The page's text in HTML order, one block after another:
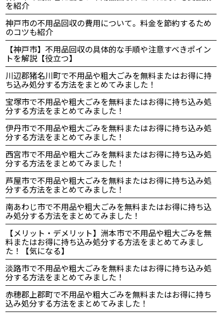
を紹介
神戸市の不用品回収の費用について。料金を節約するため
のコツも紹介
【神戸市】不用品回収の具体的な手順や注意すべきポイン
トを解説【役立つ】
川辺郡猪名川町で不用品や粗大ごみを無料またはお得に持
ち込み処分する方法をまとめてみました！
宝塚市で不用品や粗大ごみを無料またはお得に持ち込み処
分する方法をまとめてみました！
伊丹市で不用品や粗大ごみを無料またはお得に持ち込み処
分する方法をまとめてみました！
西宮市で不用品や粗大ごみを無料またはお得に持ち込み処
分する方法をまとめてみました！
芦屋市で不用品や粗大ごみを無料またはお得に持ち込み処
分する方法をまとめてみました！
南あわじ市で不用品や粗大ごみを無料またはお得に持ち込
み処分する方法をまとめてみました！
【メリット・デメリット】洲本市で不用品や粗大ごみを無
料またはお得に持ち込み処分する方法をまとめてみまし
た！【気になる】
淡路市で不用品や粗大ごみを無料またはお得に持ち込み処
分する方法をまとめてみました！
赤穂郡上郡町で不用品や粗大ごみを無料またはお得に持ち
込み処分する方法をまとめてみました！